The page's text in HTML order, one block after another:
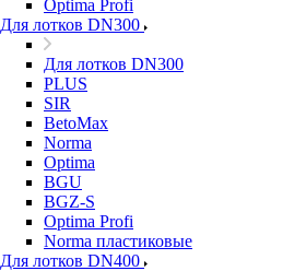
Optima Profi
Для лотков DN300
Для лотков DN300
PLUS
SIR
BetoMax
Norma
Optima
BGU
BGZ-S
Optima Profi
Norma пластиковые
Для лотков DN400